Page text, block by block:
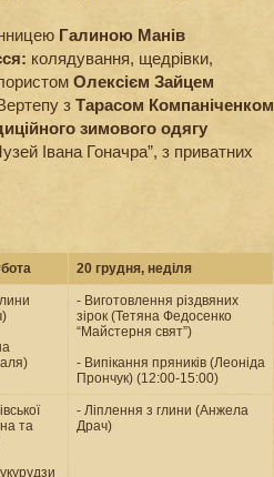
Галиною Манів
колядування, щедрівки,
Олексієм Зайцем
з Тарасом Компаніченком
зимового одягу
Івана Гоначра”, з приватних
20 грудня, неділя
- Виготовлення різдвяних
зірок (Тетяна Федосенко
“Майстерня свят”)
- Випікання пряників (Леоніда
Прончук) (12:00-15:00)
та
- Ліплення з глини (Анжела
Драч)